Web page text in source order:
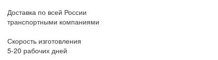
Доставка по всей России
транспортными компаниями
Скорость изготовления
5-20 рабочих дней